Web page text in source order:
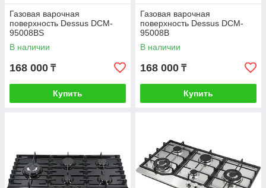
Газовая варочная
поверхность Dessus DCM-
95008BS
В наличии
168 000 ₸
Купить
Газовая варочная
поверхность Dessus DCM-
95008B
В наличии
168 000 ₸
Купить